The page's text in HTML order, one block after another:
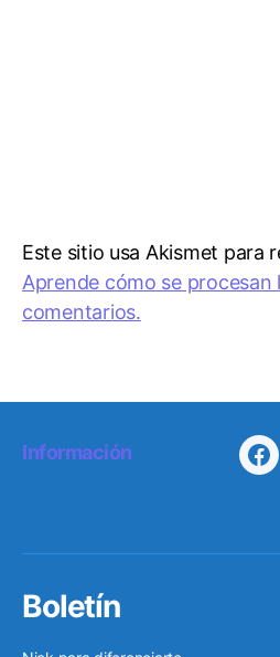
Este sitio usa Akismet para
Aprende cómo se procesan
comentarios.
Información
Boletín